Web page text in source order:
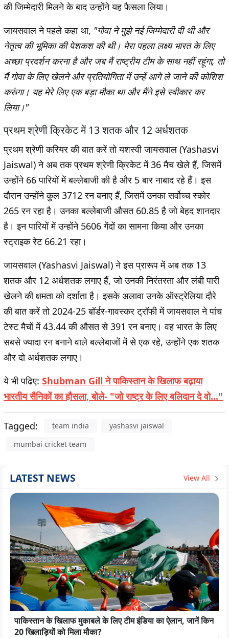
की जिम्मेदारी मिलने के बाद उन्होंने यह फैसला लिया।
जायसवाल ने पहले कहा था, "गोवा ने मुझे नई जिम्मेदारी दी थी और
नेतृत्व की भूमिका की पेशकश की थी। मेरा पहला लक्ष्य भारत के लिए
अच्छा प्रदर्शन करना है और जब मैं राष्ट्रीय टीम के साथ नहीं रहूंगा, तो
मैं गोवा के लिए खेलने और प्रतियोगिता में उन्हें आगे ले जाने की कोशिश
करूंगा। यह मेरे लिए एक बड़ा मौका था और मैंने इसे स्वीकार कर
लिया।"
प्रथम श्रेणी क्रिकेट में 13 शतक और 12 अर्धशतक
प्रथम श्रेणी करियर की बात करें तो यशस्वी जायसवाल (Yashasvi
Jaiswal) ने अब तक प्रथम श्रेणी क्रिकेट में 36 मैच खेले हैं, जिसमें
उन्होंने 66 पारियों में बल्लेबाजी की है और 5 बार नाबाद रहे हैं। इस
दौरान उन्होंने कुल 3712 रन बनाए हैं, जिसमें उनका सर्वोच्च स्कोर
265 रन रहा है। उनका बल्लेबाजी औसत 60.85 है जो बेहद शानदार
है। इन पारियों में उन्होंने 5606 गेंदों का सामना किया और उनका
स्ट्राइक रेट 66.21 रहा।
जायसवाल (Yashasvi Jaiswal) ने इस प्रारूप में अब तक 13
शतक और 12 अर्धशतक लगाए हैं, जो उनकी निरंतरता और लंबी पारी
खेलने की क्षमता को दर्शाता है। इसके अलावा उनके ऑस्ट्रेलिया दौरे
की बात करें तो 2024-25 बॉर्डर-गावस्कर ट्रॉफी में जायसवाल ने पांच
टेस्ट मैचों में 43.44 की औसत से 391 रन बनाए। वह भारत के लिए
सबसे ज्यादा रन बनाने वाले बल्लेबाजों में से एक रहे, उन्होंने एक शतक
और दो अर्धशतक लगाए।
ये भी पढिए: Shubman Gill ने पाकिस्तान के खिलाफ बढ़ाया
भारतीय सैनिकों का हौसला, बोले- "जो राष्ट्र के लिए बलिदान दे वो..."
Tagged: team india
yashasvi jaiswal
mumbai cricket team
LATEST NEWS View All
पाकिस्तान के खिलाफ मुकाबले के लिए टीम इंडिया का ऐलान, जानें किन
20 खिलाड़ियों को मिला मौका?